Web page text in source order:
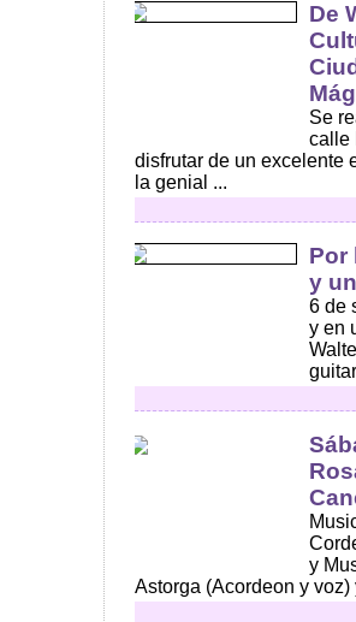
De
Se
calle
disfrutar de un excelente
la genial ...
Por
y
6 de
y en
y
Astorga (Acordeon y